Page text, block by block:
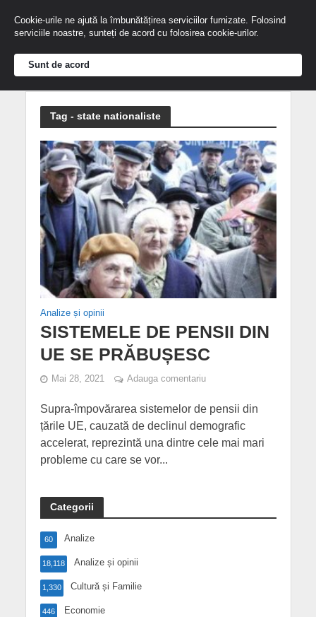
Tag - state nationaliste
Analize și opinii
SISTEMELE DE PENSII DIN
UE SE PRĂBUȘESC
Mai 28, 2021 Adauga comentariu
Supra-împovărarea sistemelor de pensii din
țările UE, cauzată de declinul demografic
accelerat, reprezintă una dintre cele mai mari
probleme cu care se vor...
Categorii
Analize
60
Analize și opinii
18,118
Cultură și Familie
1,330
Economie
446
Cookie-urile ne ajută la îmbunătățirea serviciilor furnizate. Folosind
serviciile noastre, sunteți de acord cu folosirea cookie-urilor.
Sunt de acord